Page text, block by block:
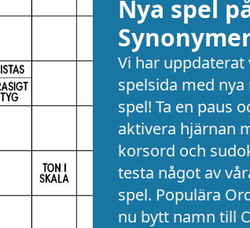
Nya spel
Vi har uppdaterat
spelsida med nya
spel! Ta en paus
aktivera hjärnan
korsord och
testa något av
spel. Populära
nu bytt namn till